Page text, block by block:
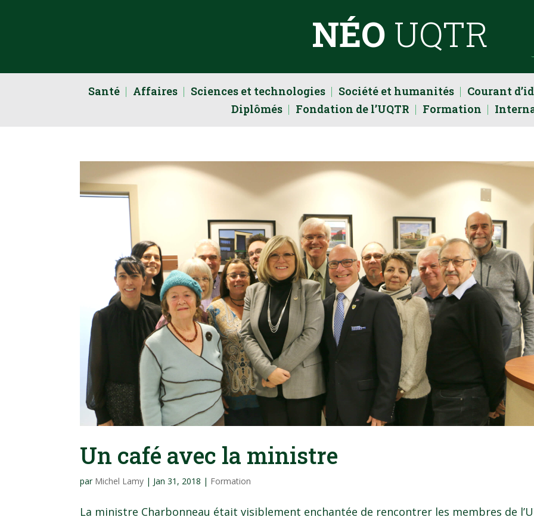
NÉO UQTR
Santé Affaires Sciences et technologies Société et humanités Courant
Diplômés
Fondation de l’UQTR Formation
Un café avec la ministre
par Michel Lamy | Jan 31, 2018 | Formation
La ministre Charbonneau était visiblement enchantée de rencontrer les membres de